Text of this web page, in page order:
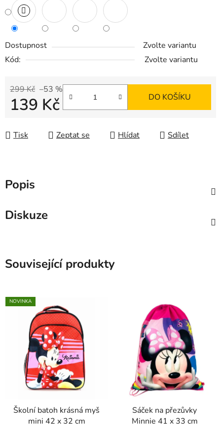
Dostupnost
Zvolte variantu
Kód:
Zvolte variantu
299 Kč –53 %
139 Kč DO KOŠÍKU
Tisk Zeptat se Hlídat Sdílet
Popis
Diskuze
Související produkty
NOVINKA
Školní batoh krásná myš
mini 42 x 32 cm
Sáček na přezůvky
Minnie 41 x 33 cm